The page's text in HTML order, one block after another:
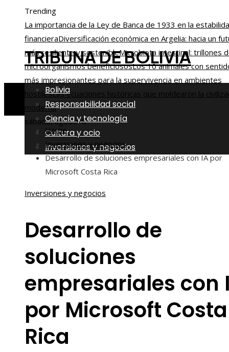
Trending
La importancia de la Ley de Banca de 1933 en la
financieraDiversificación económica en Argelia: hacia un
más resiliente y sostenibleMicrobiota intestinal: trillones
microorganismos beneficiososLos 10 animales con
más impresionantes para la supervivencia en ambientes
hostilesLas ecuaciones históricas que moldearon la
moderna
sábado, agosto 8
TRIBUNA DE BOLIVIA
Bolivia
Responsabilidad social
Ciencia y tecnología
Cultura y ocio
Inversiones y negocios
Home
Inversiones y negocios
Desarrollo de soluciones empresariales con IA por
Microsoft Costa Rica
Inversiones y negocios
Desarrollo de
soluciones
empresariales con
por Microsoft Costa
Rica